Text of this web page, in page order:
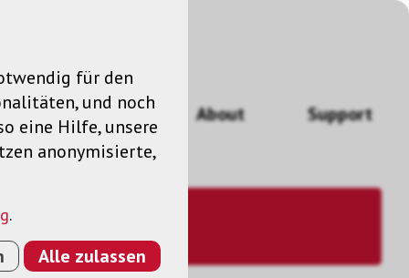
News About Support
für den
und noch
eine Hilfe, unsere
anonymisierte,
.
Alle zulassen